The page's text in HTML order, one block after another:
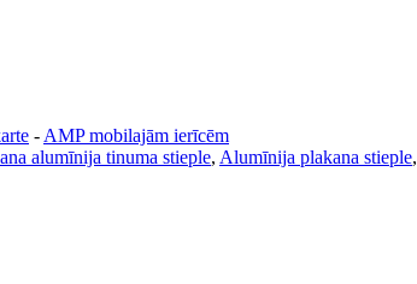
- AMP mobilajām ierīcēm
alumīnija tinuma stieple, Alumīnija plakana stieple,